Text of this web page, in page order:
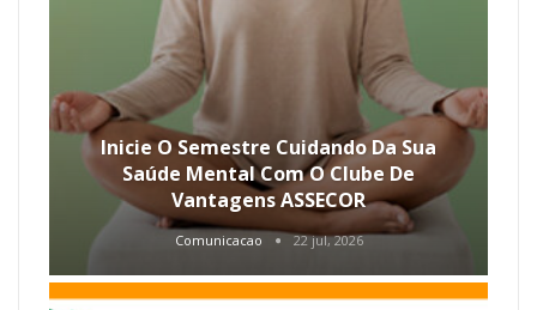
Inicie O Semestre Cuidando Da Sua
Saúde Mental Com O Clube De
Vantagens ASSECOR
Comunicacao 22 jul, 2026